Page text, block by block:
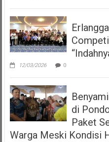
12/03/2026 0
di
Paket
Warga Meski Kondisi